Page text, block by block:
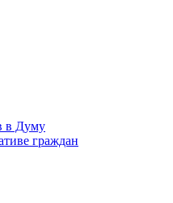
в Думу
граждан